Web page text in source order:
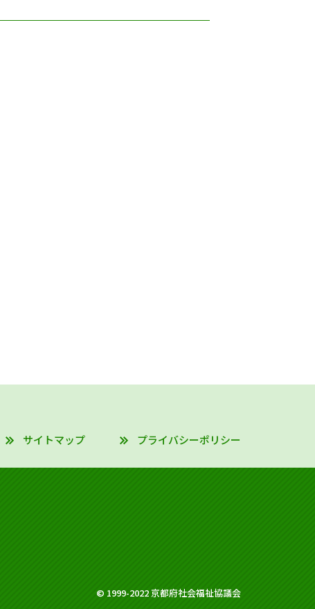
サイトマップ プライバシーポリシー
© 1999-2022 京都府社会福祉協議会